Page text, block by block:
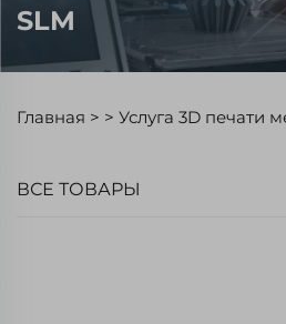
SLM
Главная > > Услуга 3D печати
ВСЕ ТОВАРЫ